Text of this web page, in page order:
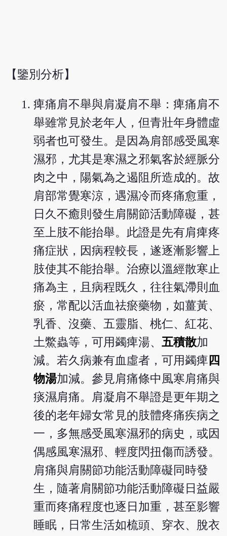
【鑒別分析】
痺痛肩不舉與肩凝肩不舉：痺痛肩不
舉雖常見於老年人，但青壯年身體虛
弱者也可發生。是因為肩部感受風寒
濕邪，尤其是寒濕之邪氣客於經脈分
肉之中，陽氣為之遏阻所造成的。故
肩部常覺寒涼，遇濕冷而疼痛愈重，
日久不癒則發生肩關節活動障礙，甚
至上肢不能抬舉。此證是先有肩痺疼
痛症狀，因病程較長，遂逐漸影響上
肢使其不能抬舉。治療以溫經散寒止
痛為主，且病程既久，往往氣滯則血
瘀，常配以活血祛瘀藥物，如薑黃、
乳香、沒藥、五靈脂、桃仁、紅花、
土鱉蟲等，可用蠲痺湯、五積散加
減。若久病兼有血虛者，可用蠲痺 四
物湯加減。參見肩痛條中風寒肩痛與
痰濕肩痛。肩凝肩不舉證是更年期之
後的老年婦女常見的肢體疼痛疾病之
一，多無感受風寒濕邪的病史，或因
偶感風寒濕邪、輕度閃扭傷而誘發。
肩痛與肩關節功能活動障礙同時發
生，隨著肩關節功能活動障礙日益嚴
重而疼痛程度也逐日加重，甚至影響
睡眠，日常生活如梳頭、穿衣、脫衣